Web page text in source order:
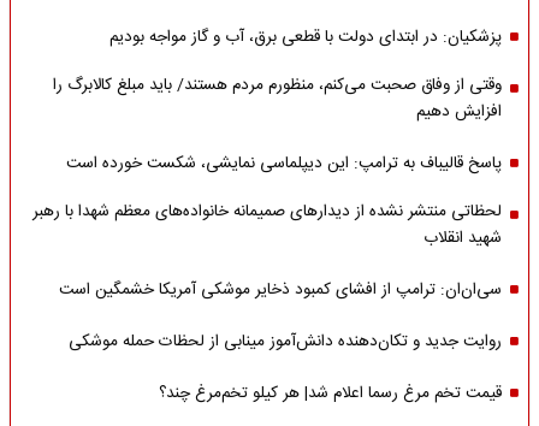
پزشکیان: در ابتدای دولت با قطعی برق، آب و گاز مواجه بودیم
وقتی از وفاق صحبت می‌کنم، منظورم مردم هستند/ باید مبلغ کالابرگ را
افزایش دهیم
پاسخ قالیباف به ترامپ: این دیپلماسی نمایشی، شکست خورده است
لحظاتی منتشر نشده از دیدارهای صمیمانه خانواده‌های معظم شهدا با رهبر
شهید انقلاب
سی‌ان‌ان: ترامپ از افشای کمبود ذخایر موشکی آمریکا خشمگین است
روایت جدید و تکان‌دهنده دانش‌آموز مینابی از لحظات حمله موشکی
قیمت تخم مرغ رسما اعلام شد| هر کیلو تخم‌مرغ چند؟